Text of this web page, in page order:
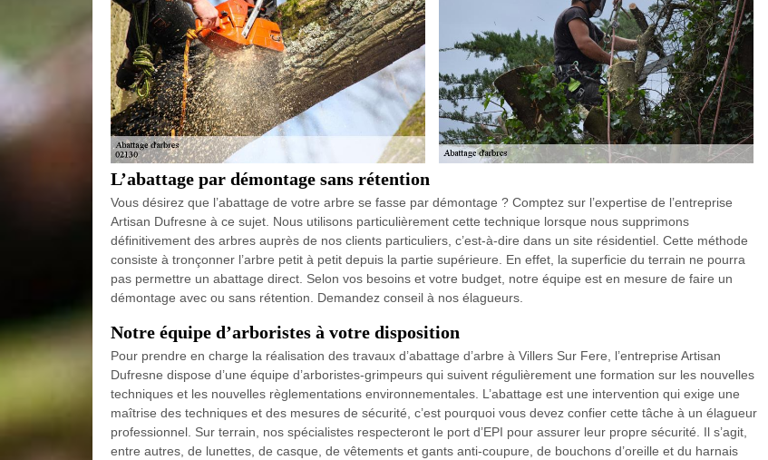
L’abattage par démontage sans rétention
Vous désirez que l’abattage de votre arbre se fasse par démontage ? Comptez sur l’expertise de l’entreprise
Artisan Dufresne à ce sujet. Nous utilisons particulièrement cette technique lorsque nous supprimons
définitivement des arbres auprès de nos clients particuliers, c’est-à-dire dans un site résidentiel. Cette méthode
consiste à tronçonner l’arbre petit à petit depuis la partie supérieure. En effet, la superficie du terrain ne pourra
pas permettre un abattage direct. Selon vos besoins et votre budget, notre équipe est en mesure de faire un
démontage avec ou sans rétention. Demandez conseil à nos élagueurs.
Notre équipe d’arboristes à votre disposition
Pour prendre en charge la réalisation des travaux d’abattage d’arbre à Villers Sur Fere, l’entreprise Artisan
Dufresne dispose d’une équipe d’arboristes-grimpeurs qui suivent régulièrement une formation sur les nouvelles
techniques et les nouvelles règlementations environnementales. L’abattage est une intervention qui exige une
maîtrise des techniques et des mesures de sécurité, c’est pourquoi vous devez confier cette tâche à un élagueur
professionnel. Sur terrain, nos spécialistes respecteront le port d’EPI pour assurer leur propre sécurité. Il s’agit,
entre autres, de lunettes, de casque, de vêtements et gants anti-coupure, de bouchons d’oreille et du harnais